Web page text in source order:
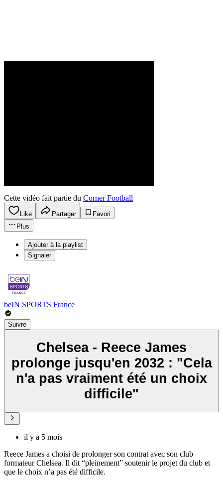
Cette vidéo fait partie du Corner Football
Like Partager
Favori
Plus
Ajouter à la playlist
Signaler
beIN SPORTS France
Suivre
Chelsea - Reece James
prolonge jusqu'en 2032 : "Cela
n'a pas vraiment été un choix
difficile"
il y a 5 mois
Reece James a choisi de prolonger son contrat avec son club
formateur Chelsea. Il dit “pleinement” soutenir le projet du club et
que le choix n’a pas été difficile.